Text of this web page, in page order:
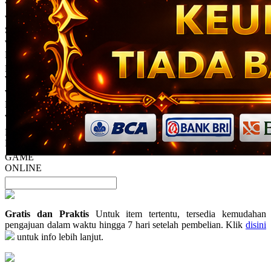
Reviews.
Tautan
halaman
sama.
WDTOTO
WDTOTO
SITUS
WDTOTO
LINK
PLATFORM
WDTOTO
WDTOTO
RESMI
WDTOTO
PLATFORM
KECE
GAME
ONLINE
Gratis dan PraktisUntuk item tertentu, tersedia kemudahan
pengajuan dalam waktu hingga 7 hari setelah pembelian. Klik disini
untuk info lebih lanjut.